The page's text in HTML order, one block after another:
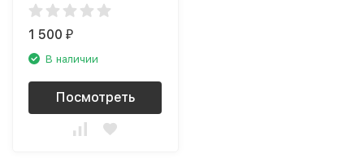
1 500₽
В наличии
Посмотреть